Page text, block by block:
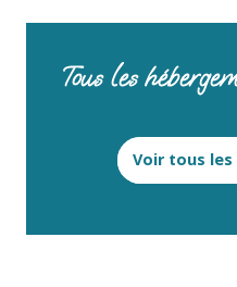
Tous les
Voir tous